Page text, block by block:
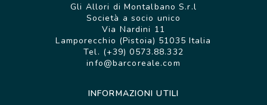
Gli Allori di Montalbano S.r.l
Società a socio unico
Via Nardini 11
Lamporecchio (Pistoia) 51035 Italia
Tel. (+39) 0573.88.332
info@barcoreale.com
INFORMAZIONI UTILI